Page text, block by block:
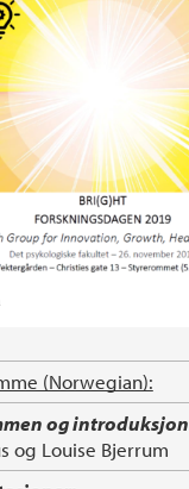
(Norwegian):
og introduksjon
og Louise Bjerrum